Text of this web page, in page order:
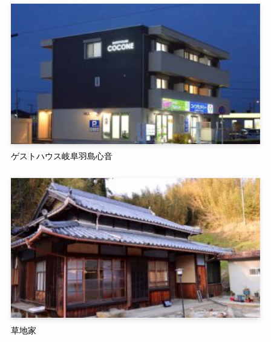
ゲストハウス岐阜羽島心音
草地家